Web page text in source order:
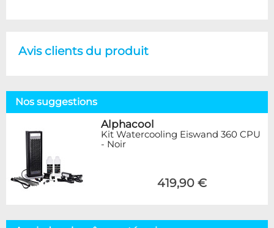
Avis clients du produit
Nos suggestions
Alphacool
Kit Watercooling Eiswand 360 CPU
- Noir
419,90 €